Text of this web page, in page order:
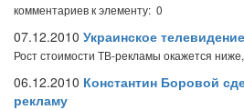
комментариев к элементу: 0
07.12.2010 Украинское
Рост стоимости ТВ-рекламы окажется
06.12.2010 Константин Боровой
рекламу